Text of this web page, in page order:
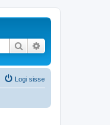
Otsi
Logi sisse